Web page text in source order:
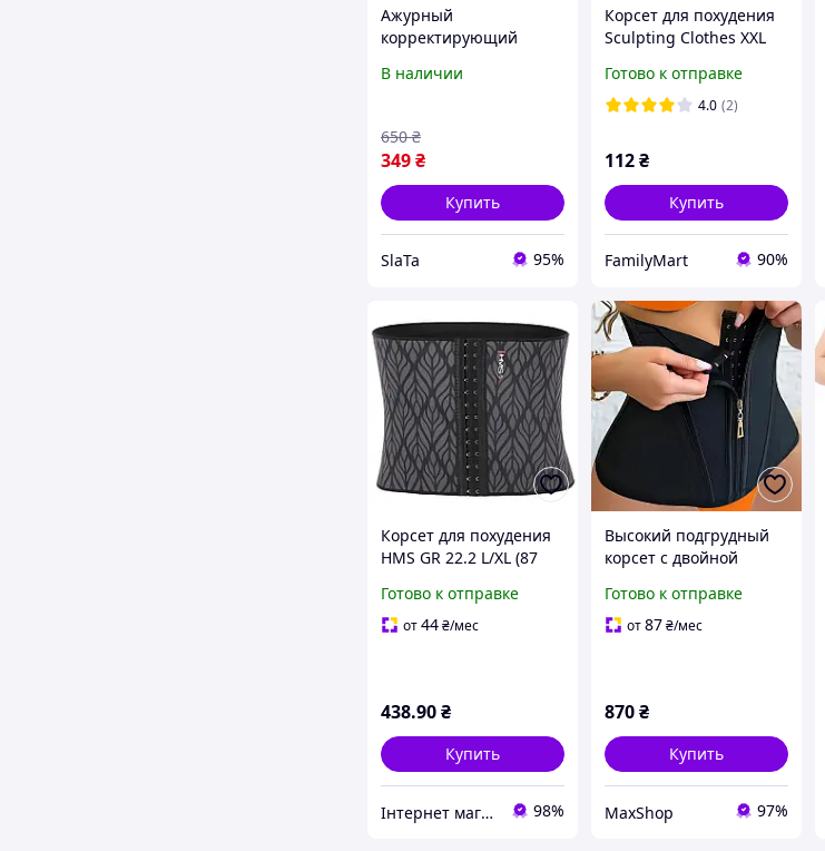
Ажурный
корректирующий
похудения,
32 см высота , 6 рёбер
жёсткости
В наличии
349₴
650 ₴
Купить
SlaTa 95%
Корсет для похудения
Sculpting Clothes XXL
Готово к отправке
4.0 (2)
112₴
Купить
FamilyMart 90%
Корсет для похудения
HMS GR 22.2 L/XL (87
Готово к отправке
от44₴/мес
438.90₴
Купить
Інтернет магазин СпортТочка 98%
Высокий подгрудный
корсет с двойной
Корректирующий
корсет сильной утяжки,
Готово к отправке
от87₴/мес
870₴
Купить
MaxShop 97%